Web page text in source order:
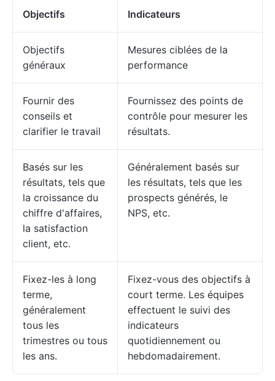
Objectifs Indicateurs
Objectifs
généraux
Mesures ciblées de la
performance
Fournir des
conseils et
clarifier le travail
Fournissez des points de
contrôle pour mesurer les
résultats.
Basés sur les
résultats, tels que
la croissance du
chiffre d'affaires,
la satisfaction
client, etc.
Généralement basés sur
les résultats, tels que les
prospects générés, le
NPS, etc.
Fixez-les à long
terme,
généralement
tous les
trimestres ou tous
les ans.
Fixez-vous des objectifs à
court terme. Les équipes
effectuent le suivi des
indicateurs
quotidiennement ou
hebdomadairement.